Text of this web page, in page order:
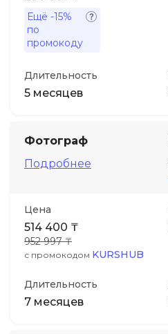
Ещё -15%
по
промокоду
Длительность
5 месяцев
Фотограф
Подробнее
Цена
514 400 ₸
952 997 ₸
с промокодом KURSHUB
Длительность
7 месяцев